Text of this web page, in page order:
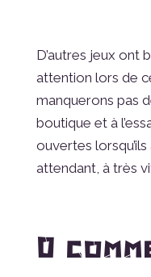
D’autres jeux ont
attention lors de
manquerons pas
boutique et à
ouvertes
attendant, à très
0